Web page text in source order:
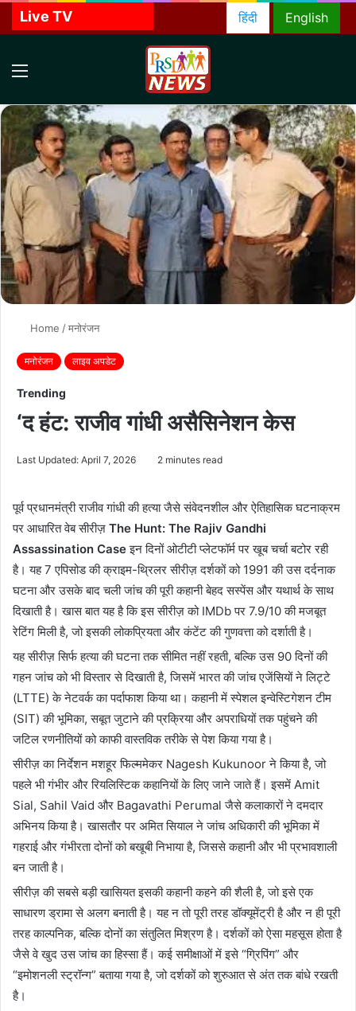
Live TV English
हिंदी
Home /मनोरंजन
मनोरंजन लाइव अपडेट
Trending
‘द हंट: राजीव गांधी असैसिनेशन केस
Last Updated: April 7, 2026 2 minutes read
पूर्व प्रधानमंत्री राजीव गांधी की हत्या जैसे संवेदनशील और ऐतिहासिक घटनाक्रम
पर आधारित वेब सीरीज़ The Hunt: The Rajiv Gandhi
Assassination Caseइन दिनों ओटीटी प्लेटफॉर्म पर खूब चर्चा बटोर रही
है। यह 7 एपिसोड की क्राइम-थ्रिलर सीरीज़ दर्शकों को 1991 की उस दर्दनाक
घटना और उसके बाद चली जांच की पूरी कहानी बेहद सस्पेंस और यथार्थ के साथ
दिखाती है। खास बात यह है कि इस सीरीज़ को IMDb पर 7.9/10 की मजबूत
रेटिंग मिली है, जो इसकी लोकप्रियता और कंटेंट की गुणवत्ता को दर्शाती है।
यह सीरीज़ सिर्फ हत्या की घटना तक सीमित नहीं रहती, बल्कि उस 90 दिनों की
गहन जांच को भी विस्तार से दिखाती है, जिसमें भारत की जांच एजेंसियों ने लिट्टे
(LTTE) के नेटवर्क का पर्दाफाश किया था। कहानी में स्पेशल इन्वेस्टिगेशन टीम
(SIT) की भूमिका, सबूत जुटाने की प्रक्रिया और अपराधियों तक पहुंचने की
जटिल रणनीतियों को काफी वास्तविक तरीके से पेश किया गया है।
सीरीज़ का निर्देशन मशहूर फिल्ममेकर Nagesh Kukunoorने किया है, जो
पहले भी गंभीर और रियलिस्टिक कहानियों के लिए जाने जाते हैं। इसमें Amit
Sial, Sahil Vaid और Bagavathi Perumal जैसे कलाकारों ने दमदार
अभिनय किया है। खासतौर पर अमित सियाल ने जांच अधिकारी की भूमिका में
गहराई और गंभीरता दोनों को बखूबी निभाया है, जिससे कहानी और भी प्रभावशाली
बन जाती है।
सीरीज़ की सबसे बड़ी खासियत इसकी कहानी कहने की शैली है, जो इसे एक
साधारण ड्रामा से अलग बनाती है। यह न तो पूरी तरह डॉक्यूमेंट्री है और न ही पूरी
तरह काल्पनिक, बल्कि दोनों का संतुलित मिश्रण है। दर्शकों को ऐसा महसूस होता है
जैसे वे खुद उस जांच का हिस्सा हैं। कई समीक्षाओं में इसे “ग्रिपिंग” और
“इमोशनली स्ट्रॉन्ग” बताया गया है, जो दर्शकों को शुरुआत से अंत तक बांधे रखती
है।